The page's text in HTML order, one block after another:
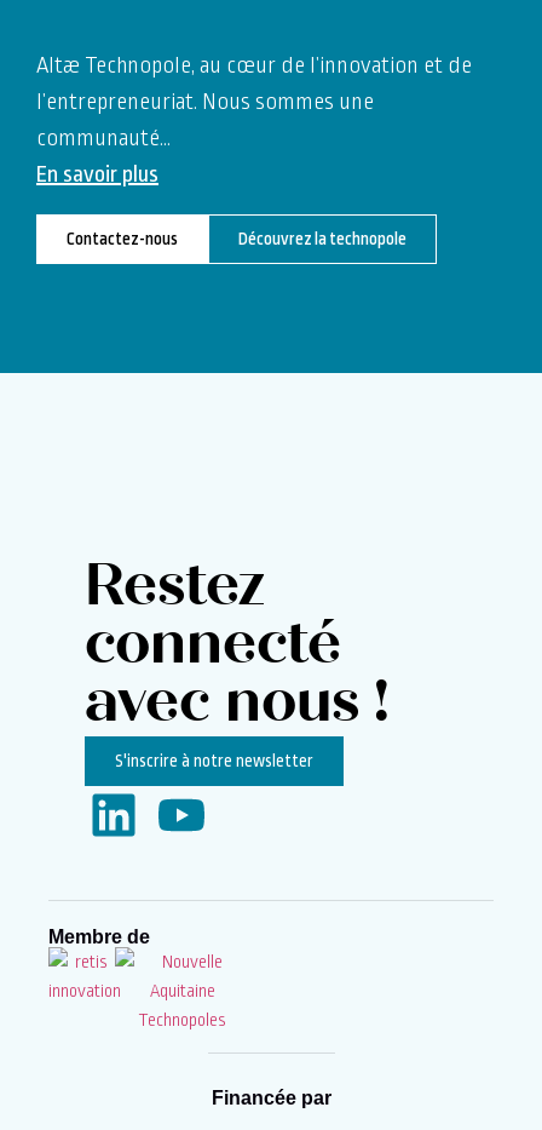
Altæ Technopole, au cœur de l’innovation et de
l’entrepreneuriat. Nous sommes une
communauté…
En savoir plus
Contactez-nous Découvrez la technopole
Restez
connecté
avec nous !
S'inscrire à notre newsletter
Membre de
Financée par